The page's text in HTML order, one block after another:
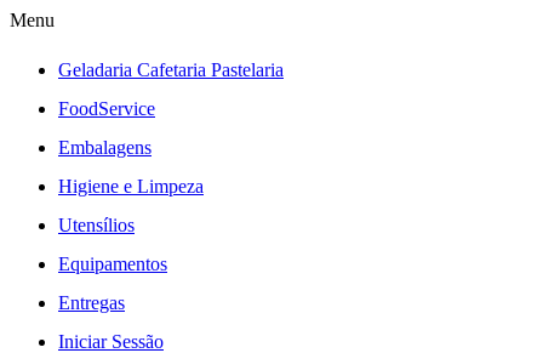
Menu
Geladaria Cafetaria Pastelaria
FoodService
Embalagens
Higiene e Limpeza
Utensílios
Equipamentos
Entregas
Iniciar Sessão